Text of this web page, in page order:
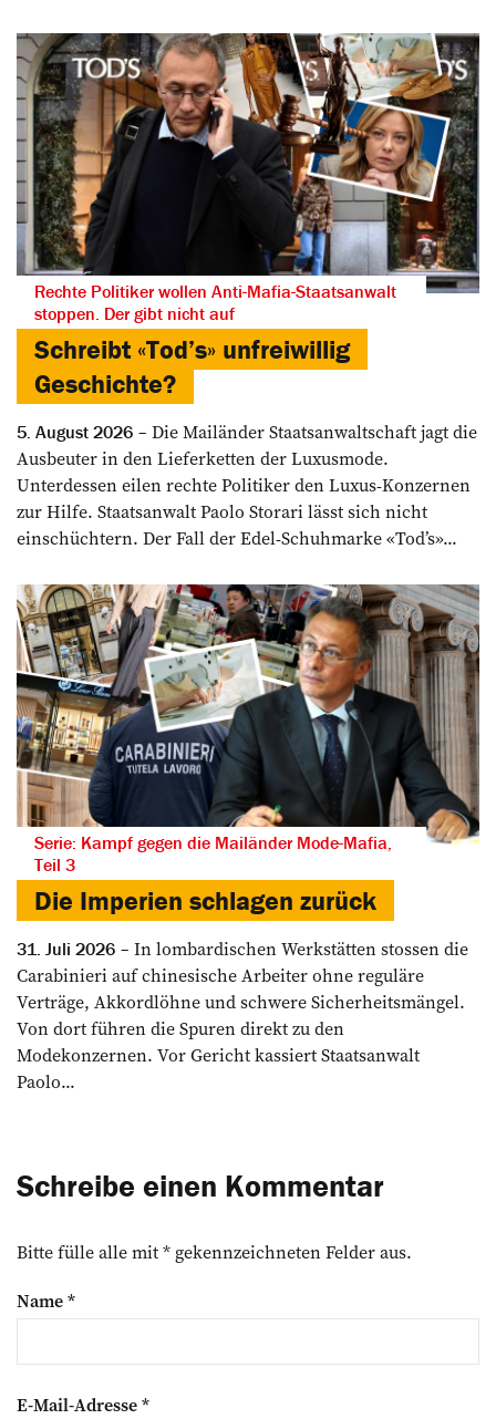
Rechte Politiker wollen Anti-Mafia-Staatsanwalt
stoppen. Der gibt nicht auf
Schreibt «Tod’s» unfreiwillig
Geschichte?
5. August 2026
Die Mailänder Staatsanwaltschaft jagt die
Ausbeuter in den Lieferketten der Luxusmode.
Unterdessen eilen rechte Politiker den Luxus-Konzernen
zur Hilfe. Staatsanwalt Paolo Storari lässt sich nicht
einschüchtern. Der Fall der Edel-Schuhmarke «Tod’s»...
Serie: Kampf gegen die Mailänder Mode-Mafia,
Teil 3
Die Imperien schlagen zurück
31. Juli 2026
In lombardischen Werkstätten stossen die
Carabinieri auf chinesische Arbeiter ohne reguläre
Verträge, Akkordlöhne und schwere Sicherheitsmängel.
Von dort führen die Spuren direkt zu den
Modekonzernen. Vor Gericht kassiert Staatsanwalt
Paolo...
Schreibe einen Kommentar
Bitte fülle alle mit * gekennzeichneten Felder aus.
Name*
E-Mail-Adresse*